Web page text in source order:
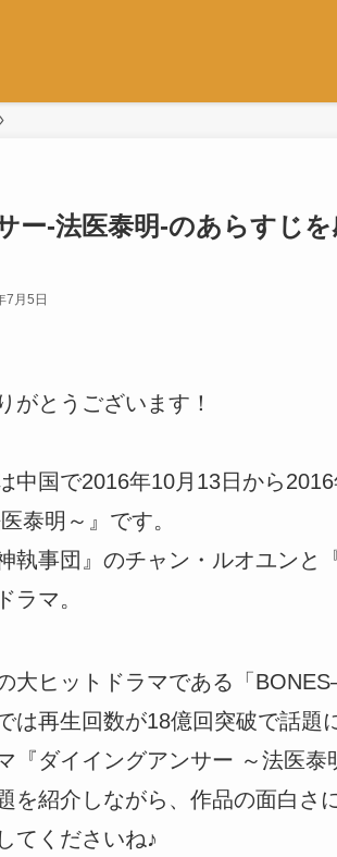
ー-法医泰明-のあらすじ
7月5日
がとうございます！
中国で2016年10月13日から
泰明～』です。
執事団』のチャン・ルオユン
ラマ。
大ヒットドラマである「
は再生回数が18億回突破で話題
『ダイイングアンサー ～法医
を紹介しながら、作品の面白さ
てくださいね♪